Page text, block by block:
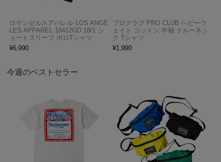
ロサンゼルスアパレル LOS ANGE
LES APPAREL 18412GD 18/1 シ
ョートスリーブ ポロTシャツ
¥6,990
プロクラブ PRO CLUB ヘビーウ
ェイト コットン 半袖 クルーネッ
ク Tシャツ
¥1,990
今週のベストセラー